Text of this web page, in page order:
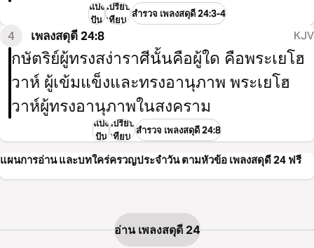
แบ่ง
ปัน
เปรียบ
เทียบ
สำรวจ เพลงสดุ​ดี 24:3-4
4 เพลงสดุ​ดี 24:8 KJV
กษัตริย์​ผู้​ทรงสง่าราศีนั้นคือผู้​ใด คือพระเยโฮ
วาห์ ผู้​เข​้มแข็งและทรงอานุ​ภาพ พระเยโฮ
วาห์​ผู้​ทรงอานุภาพในสงคราม
แบ่ง
ปัน
เปรียบ
เทียบ
สำรวจ เพลงสดุ​ดี 24:8
แผนการอ่าน และบทใคร่ครวญประจำวัน ตามหัวข้อ เพลงสดุ​ดี 24 ฟรี
อ่าน เพลงสดุ​ดี 24